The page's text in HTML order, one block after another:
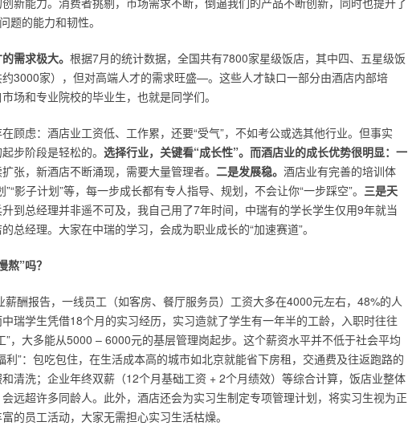
题的能力和韧性。
需求极大。 根据7月的统计数据，全国共有7800家星级饭店，其中四、五星级饭
3000家），但对高端人才的需求旺盛—。这些人才缺口一部分由酒店内部培
场和专业院校的毕业生，也就是同学们。
顾虑：酒店业工资低、工作累，还要“受气”，不如考公或选其他行业。但事实
步阶段是轻松的。 选择行业，关键看“成长性”。而酒店业的成长优势很明显：一
张，新酒店不断涌现，需要大量管理者。 二是发展稳。 酒店业有完善的培训体
影子计划”等，每一步成长都有专人指导、规划，不会让你“一步踩空”。 三是天
到总经理并非遥不可及，我自己用了7年时间，中瑞有的学长学生仅用9年就当
总经理。大家在中瑞的学习，会成为职业成长的“加速赛道”。
熬”吗？
薪酬报告，一线员工（如客房、餐厅服务员）工资大多在4000元左右，48%的人
瑞学生凭借18个月的实习经历，实习造就了学生有一年半的工龄，入职时往往
”，大多能从5000 – 6000元的基层管理岗起步。这个薪资水平并不低于社会平均
利”：包吃包住，在生活成本高的城市如北京就能省下房租，交通费及往返跑路的
清洗；企业年终双薪（12个月基础工资 + 2个月绩效）等综合计算，饭店业整体
远超许多同龄人。此外，酒店还会为实习生制定专项管理计划，将实习生视为正
的员工活动，大家无需担心实习生活枯燥。